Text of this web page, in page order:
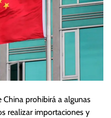
prohibirá a algunas
realizar importaciones y